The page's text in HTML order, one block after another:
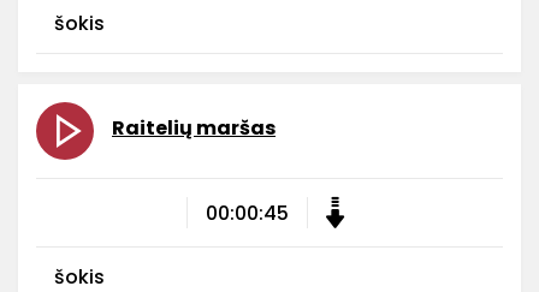
šokis
Raitelių maršas
00:00:45
šokis